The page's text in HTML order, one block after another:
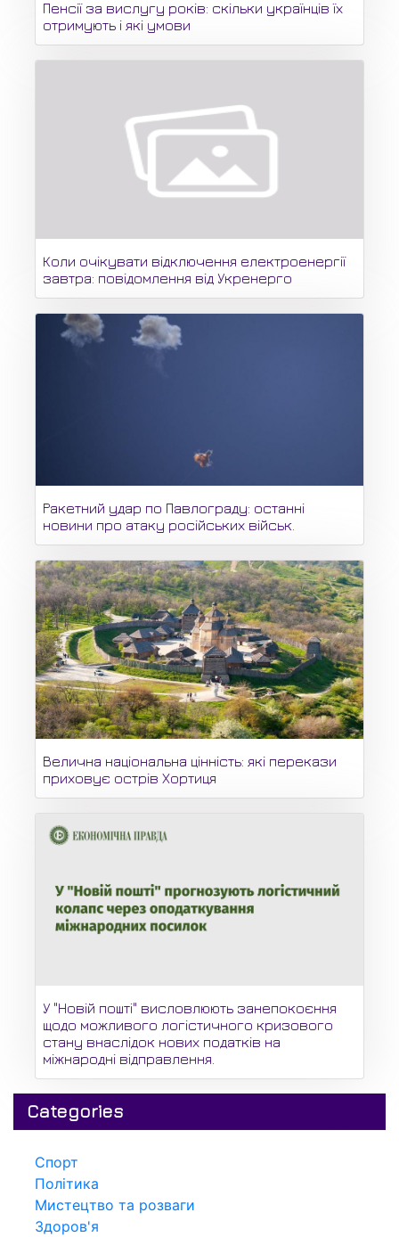
Пенсії за вислугу років: скільки українців їх
отримують і які умови
Коли очікувати відключення електроенергії
завтра: повідомлення від Укренерго
Ракетний удар по Павлограду: останні
новини про атаку російських військ.
Велична національна цінність: які перекази
приховує острів Хортиця
У "Новій пошті" висловлюють занепокоєння
щодо можливого логістичного кризового
стану внаслідок нових податків на
міжнародні відправлення.
Categories
Спорт
Політика
Мистецтво та розваги
Здоров'я